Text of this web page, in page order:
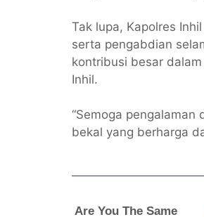
Tak lupa, Kapolres
serta pengabdian
kontribusi besar
Inhil.
“Semoga
bekal yang berharga